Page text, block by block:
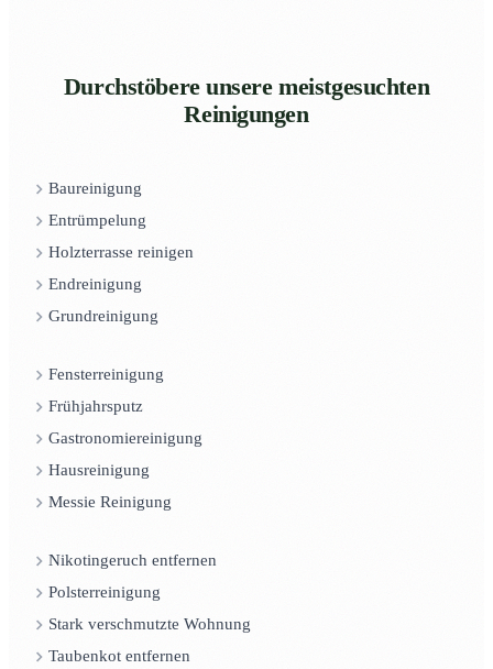
Durchstöbere unsere meistgesuchten
Reinigungen
Baureinigung
Entrümpelung
Holzterrasse reinigen
Endreinigung
Grundreinigung
Fensterreinigung
Frühjahrsputz
Gastronomiereinigung
Hausreinigung
Messie Reinigung
Nikotingeruch entfernen
Polsterreinigung
Stark verschmutzte Wohnung
Taubenkot entfernen